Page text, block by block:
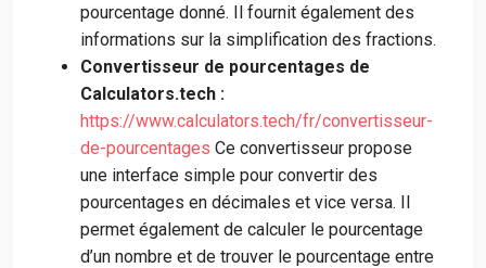
pourcentage donné. Il fournit également des
informations sur la simplification des fractions.
Convertisseur de pourcentages de
Calculators.tech :
https://www.calculators.tech/fr/convertisseur-
de-pourcentages Ce convertisseur propose
une interface simple pour convertir des
pourcentages en décimales et vice versa. Il
permet également de calculer le pourcentage
d’un nombre et de trouver le pourcentage entre